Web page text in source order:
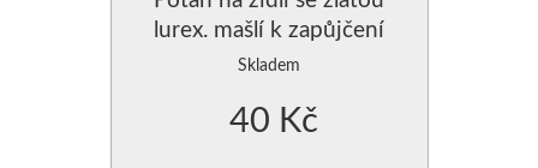
lurex. mašlí k zapůjčení
Skladem
40 Kč